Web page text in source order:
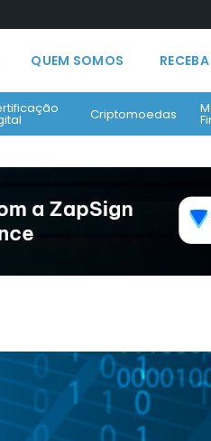
QUEM SOMOS
Criptomoedas